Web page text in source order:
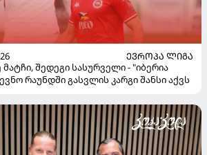
ᲔᲕᲠᲝᲞᲐ ᲚᲘᲒᲐ
მატჩი, შედეგი სასურველი - "იბერია
რაუნდში გასვლის კარგი შანსი აქვს